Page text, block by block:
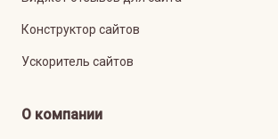
Конструктор сайтов
Ускоритель сайтов
О компании